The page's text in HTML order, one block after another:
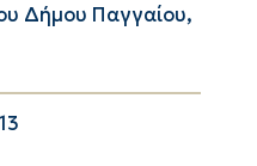
Δήμου Παγγαίου,